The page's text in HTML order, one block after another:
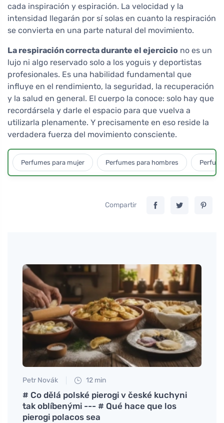
cada inspiración y espiración. La velocidad y la
intensidad llegarán por sí solas en cuanto la respiración
se convierta en una parte natural del movimiento.
La respiración correcta durante el ejercicio no es un
lujo ni algo reservado solo a los yoguis y deportistas
profesionales. Es una habilidad fundamental que
influye en el rendimiento, la seguridad, la recuperación
y la salud en general. El cuerpo la conoce: solo hay que
recordársela y darle el espacio para que vuelva a
utilizarla plenamente. Y precisamente en eso reside la
verdadera fuerza del movimiento consciente.
Perfumes para mujer Perfumes para hombres
Compartir
Petr Novák 12 min
# Co dělá polské pierogi v české kuchyni
tak oblíbenými --- # Qué hace que los
pierogi polacos sea